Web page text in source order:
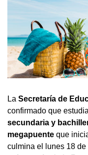
La Secretaría de
confirmado que
secundaria y
megapuente que
culmina el lunes 18